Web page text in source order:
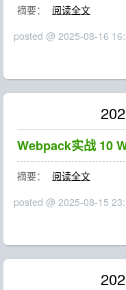
摘要：
阅读全文
posted @ 2025-08-16
Webpack实战 10
摘要：
阅读全文
posted @ 2025-08-15